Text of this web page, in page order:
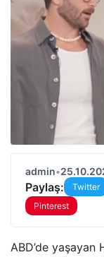
admin•
Paylaş: Twitter
Pinterest
ABD’de yaşayan